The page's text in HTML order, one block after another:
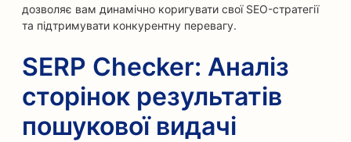
дозволяє вам динамічно коригувати свої SEO-стратегії
та підтримувати конкурентну перевагу.
SERP Checker: Аналіз
сторінок результатів
пошукової видачі